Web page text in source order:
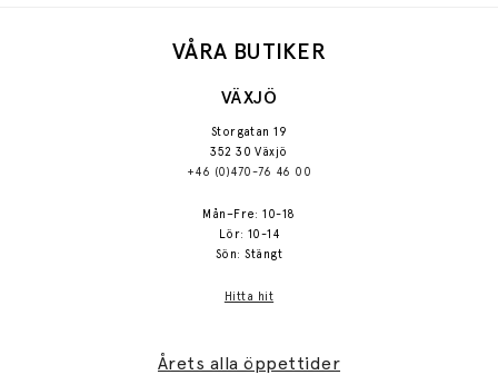
VÅRA BUTIKER
VÄXJÖ
Storgatan 19
352 30 Växjö
+46 (0)470-76 46 00
Mån–Fre: 10-18
Lör: 10-14
Sön: Stängt
Hitta hit
Årets alla öppettider